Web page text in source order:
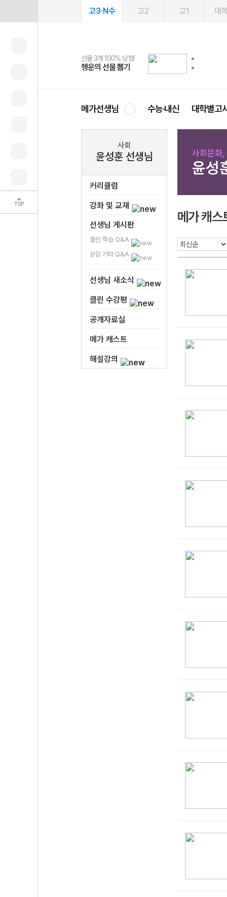
TOP
고3·N수 고2 고1 대
선물 3개 100% 당첨!
행운의 선물 뽑기
선물 100% 증정!
메가스터디 X 올리브
여름방학 스터디 캐시백
메가런 썸머스쿨
2027 러셀 단과
강사 공개선발
스마트러닝앱
설문 EVENT
메가패스
3일 무료 체험권
메가패스 수강생 무료혜택!
메가클럽 멤버십
사회공헌 캠페인
희망이룸 메가나눔
메가선생님 수능·내신 대학별고
사회
윤성훈 선생님
커리큘럼
강좌 및 교재
선생님 게시판
클린 학습 Q&A
상담·기타 Q&A
선생님 새소식
클린 수강평
공개자료실
메가 캐스트
해설강의
사회문화,
윤성
메가 캐스